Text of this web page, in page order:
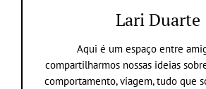
Lari Duarte
Aqui é um espaço entre
compartilharmos nossas ideias
comportamento, viagem, tudo que